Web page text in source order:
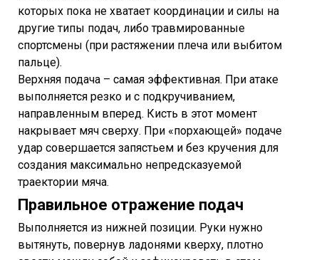
которых пока не хватает координации и силы на
другие типы подач, либо травмированные
спортсмены (при растяжении плеча или выбитом
пальце).
Верхняя подача – самая эффективная. При атаке
выполняется резко и с подкручиванием,
направленным вперед. Кисть в этот момент
накрывает мяч сверху. При «порхающей» подаче
удар совершается запястьем и без кручения для
создания максимально непредсказуемой
траектории мяча.
Правильное отражение подач
Выполняется из нижней позиции. Руки нужно
вытянуть, повернув ладонями кверху, плотно